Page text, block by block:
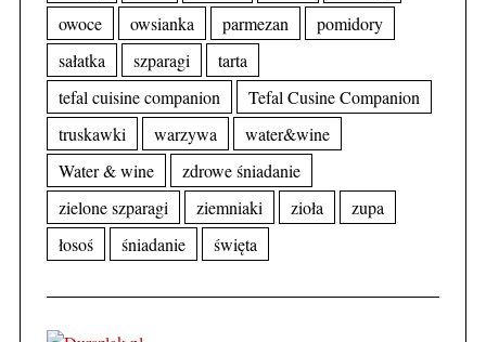
owoce
owsianka parmezan
pomidory
sałatka
szparagi
tarta
tefal cuisine companion
Tefal Cusine Companion
truskawki
warzywa
water&wine
Water & wine
zdrowe śniadanie
zielone szparagi
ziemniaki zioła
zupa
łosoś
śniadanie święta